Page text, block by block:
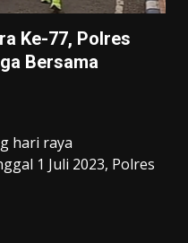
Ke-77, Polres
Bersama
hari raya
1 Juli 2023, Polres